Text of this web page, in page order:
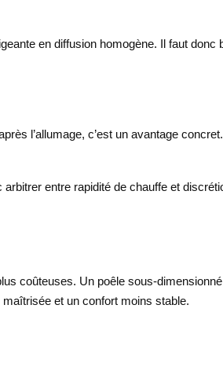
en diffusion homogène. Il faut donc
l’allumage, c’est un avantage
arbitrer entre rapidité de chauffe et
coûteuses. Un poêle sous-
et un confort moins stable.